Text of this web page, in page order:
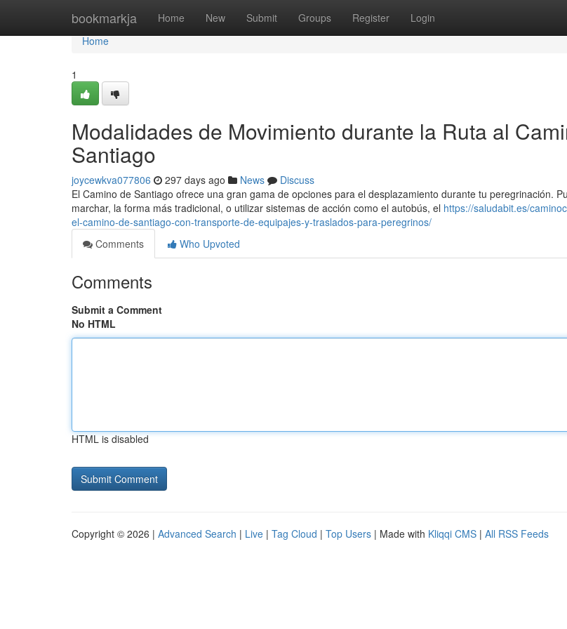
bookmarkja Home New Submit Groups Register Login
Home
Home
1
Modalidades de Movimiento durante la Ruta al
Santiago
joycewkva077806 297 days ago News
Discuss
El Camino de Santiago ofrece una gran gama de opciones para el desplazamiento durante tu peregrinación.
marchar, la forma más tradicional, o utilizar sistemas de acción como el autobús, el https://saludabit.es/
el-camino-de-santiago-con-transporte-de-equipajes-y-traslados-para-peregrinos/
Comments
Who Upvoted
Comments
Submit a Comment
No HTML
HTML is disabled
Copyright © 2026 | Advanced Search | Live | Tag Cloud | Top Users | Made with Kliqqi CMS | All RSS Feeds